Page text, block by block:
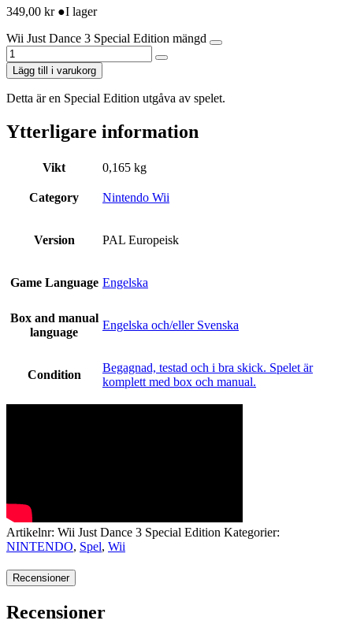
349,00 kr ●I lager
Wii Just Dance 3 Special Edition mängd
Lägg till i varukorg
Detta är en Special Edition utgåva av spelet.
Ytterligare information
Vikt 0,165 kg
Category Nintendo Wii
Version PAL Europeisk
Game Language Engelska
Box and manual
language
Engelska och/eller Svenska
Condition
Begagnad, testad och i bra skick. Spelet är
komplett med box och manual.
Artikelnr: Wii Just Dance 3 Special Edition Kategorier:
NINTENDO, Spel, Wii
Recensioner
Recensioner